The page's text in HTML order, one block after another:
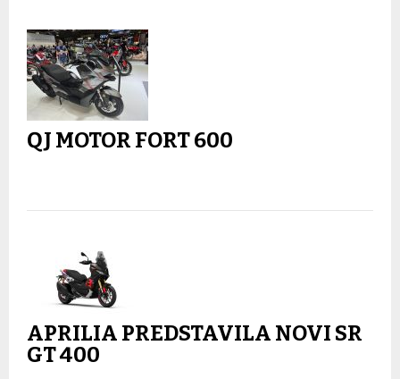
QJ MOTOR FORT 600
APRILIA PREDSTAVILA NOVI SR
GT 400